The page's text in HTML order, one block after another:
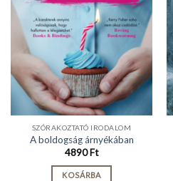
SZÓRAKOZTATÓ IRODALOM
A boldogság árnyékában
4890Ft
KOSÁRBA